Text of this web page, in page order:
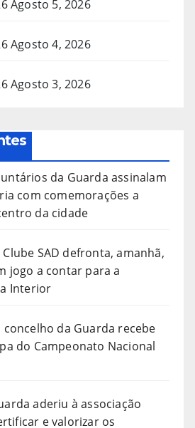
Agosto 5, 2026
Agosto 4, 2026
Agosto 3, 2026
da Guarda assinalam
com comemorações a
da cidade
SAD defronta, amanhã,
jogo a contar para a
Interior
concelho da Guarda recebe
do Campeonato Nacional
aderiu à associação
e valorizar os